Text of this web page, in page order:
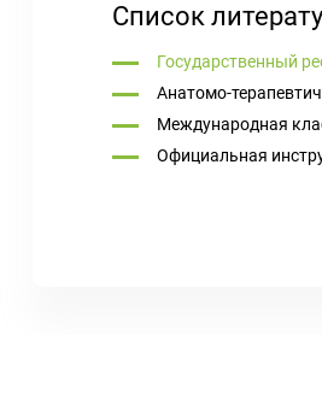
Список
Государственный
Анатомо-
Международная
Официальная